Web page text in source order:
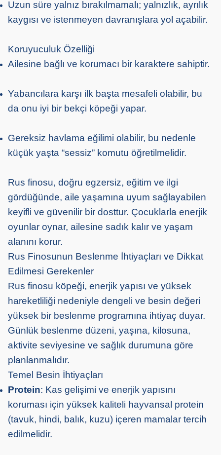
Uzun süre yalnız bırakılmamalı; yalnızlık, ayrılık
kaygısı ve istenmeyen davranışlara yol açabilir.
Koruyuculuk Özelliği
Ailesine bağlı ve korumacı bir karaktere sahiptir.
Yabancılara karşı ilk başta mesafeli olabilir, bu
da onu iyi bir bekçi köpeği yapar.
Gereksiz havlama eğilimi olabilir, bu nedenle
küçük yaşta “sessiz” komutu öğretilmelidir.
Rus finosu, doğru egzersiz, eğitim ve ilgi
gördüğünde, aile yaşamına uyum sağlayabilen
keyifli ve güvenilir bir dosttur. Çocuklarla enerjik
oyunlar oynar, ailesine sadık kalır ve yaşam
alanını korur.
Rus Finosunun Beslenme İhtiyaçları ve Dikkat
Edilmesi Gerekenler
Rus finosu köpeği, enerjik yapısı ve yüksek
hareketliliği nedeniyle dengeli ve besin değeri
yüksek bir beslenme programına ihtiyaç duyar.
Günlük beslenme düzeni, yaşına, kilosuna,
aktivite seviyesine ve sağlık durumuna göre
planlanmalıdır.
Temel Besin İhtiyaçları
Protein: Kas gelişimi ve enerjik yapısını
koruması için yüksek kaliteli hayvansal protein
(tavuk, hindi, balık, kuzu) içeren mamalar tercih
edilmelidir.